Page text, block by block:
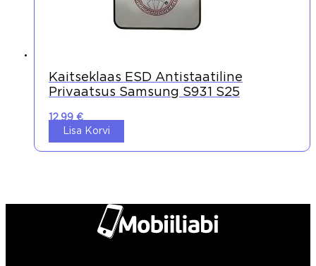
Kaitseklaas ESD Antistaatiline
Privaatsus Samsung S931 S25
12,99 €
Lisa Korvi